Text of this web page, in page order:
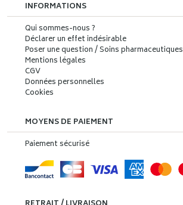
INFORMATIONS
Qui sommes-nous ?
Déclarer un effet indésirable
Poser une question / Soins pharmaceutiques
Mentions légales
CGV
Données personnelles
Cookies
MOYENS DE PAIEMENT
Paiement sécurisé